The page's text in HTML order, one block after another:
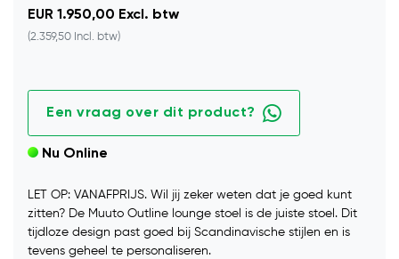
EUR 1.950,00 Excl. btw
(2.359,50 Incl. btw)
Een vraag over dit product?
Nu Online
LET OP: VANAFPRIJS. Wil jij zeker weten dat je goed kunt
zitten? De Muuto Outline lounge stoel is de juiste stoel. Dit
tijdloze design past goed bij Scandinavische stijlen en is
tevens geheel te personaliseren.